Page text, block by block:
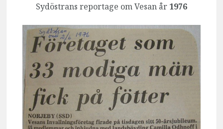
Sydöstrans reportage om Vesan år 1976